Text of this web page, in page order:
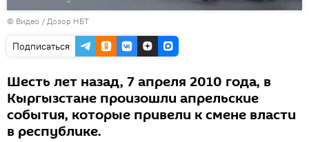
Воспроизвести
видео
© Видео / Дозор НБТ
Подписаться
Шесть лет назад, 7 апреля 2010 года, в
Кыргызстане произошли апрельские
события, которые привели к смене власти
в республике.